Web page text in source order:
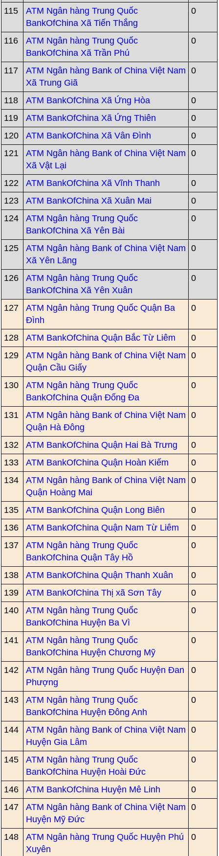
115
ATM Ngân hàng Trung Quốc
BankOfChina Xã Tiến Thắng
0
116
ATM Ngân hàng Trung Quốc
BankOfChina Xã Trần Phú
0
117
ATM Ngân hàng Bank of China Việt Nam
Xã Trung Giã
0
118 ATM BankOfChina Xã Ứng Hòa
0
119
ATM BankOfChina Xã Ứng Thiên
0
120
ATM BankOfChina Xã Vân Đình
0
121
ATM Ngân hàng Bank of China Việt Nam
Xã Vật Lại
0
122 ATM BankOfChina Xã Vĩnh Thanh
0
123
ATM BankOfChina Xã Xuân Mai
0
124
ATM Ngân hàng Trung Quốc
BankOfChina Xã Yên Bài
0
125
ATM Ngân hàng Bank of China Việt Nam
Xã Yên Lãng
0
126
ATM Ngân hàng Trung Quốc
BankOfChina Xã Yên Xuân
0
127
ATM Ngân hàng Trung Quốc Quận Ba
Đình
0
128 ATM BankOfChina Quận Bắc Từ Liêm
0
129
ATM Ngân hàng Bank of China Việt Nam
Quận Cầu Giấy
0
130
ATM Ngân hàng Trung Quốc
BankOfChina Quận Đống Đa
0
131
ATM Ngân hàng Bank of China Việt Nam
Quận Hà Đông
0
132 ATM BankOfChina Quận Hai Bà Trưng
0
133
ATM BankOfChina Quận Hoàn Kiếm
0
134
ATM Ngân hàng Bank of China Việt Nam
Quận Hoàng Mai
0
135 ATM BankOfChina Quận Long Biên
0
136
ATM BankOfChina Quận Nam Từ Liêm
0
137
ATM Ngân hàng Trung Quốc
BankOfChina Quận Tây Hồ
0
138 ATM BankOfChina Quận Thanh Xuân
0
139
ATM BankOfChina Thị xã Sơn Tây
0
140
ATM Ngân hàng Trung Quốc
BankOfChina Huyện Ba Vì
0
141
ATM Ngân hàng Trung Quốc
BankOfChina Huyện Chương Mỹ
0
142
ATM Ngân hàng Trung Quốc Huyện Đan
Phượng
0
143
ATM Ngân hàng Trung Quốc
BankOfChina Huyện Đông Anh
0
144
ATM Ngân hàng Bank of China Việt Nam
Huyện Gia Lâm
0
145
ATM Ngân hàng Trung Quốc
BankOfChina Huyện Hoài Đức
0
146 ATM BankOfChina Huyện Mê Linh
0
147
ATM Ngân hàng Bank of China Việt Nam
Huyện Mỹ Đức
0
148
ATM Ngân hàng Trung Quốc Huyện Phú
Xuyên
0